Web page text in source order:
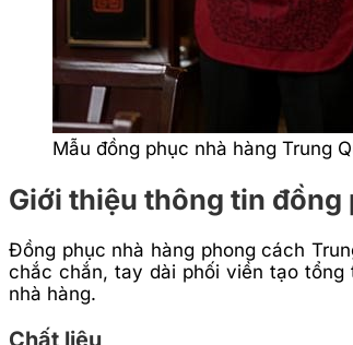
Mẫu đồng phục nhà hàng Trung
Giới thiệu thông tin
Đồng phục nhà hàng phong cách
chắc chắn, tay dài phối viền tạo
nhà hàng.
Chất liệu